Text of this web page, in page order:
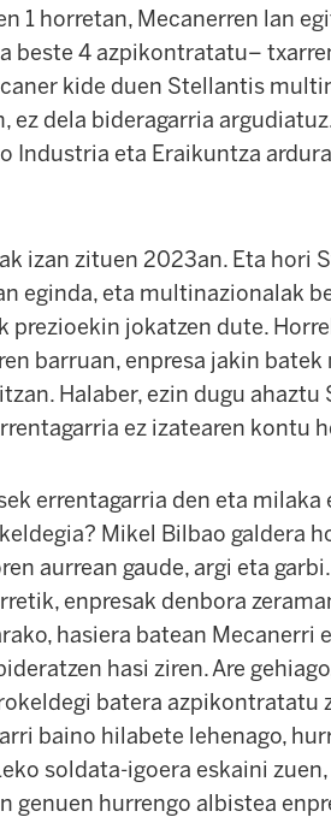
1 horretan, Mecanerren lan
beste 4 azpikontratatu–
kide duen Stellantis
ez dela bideragarria
Industria eta Eraikuntza
izan zituen 2023an. Eta hori
eginda, eta multinazionalak
jokatzen dute.
barruan, enpresa jakin batek
Halaber, ezin dugu
ez izatearen kontu
errentagarria den eta milaka
Mikel Bilbao galdera
aurrean gaude, argi eta
enpresak denbora
hasiera batean Mecanerri
hasi ziren. Are
batera azpikontratatu
baino hilabete lehenago,
soldata-igoera eskaini
genuen hurrengo albistea